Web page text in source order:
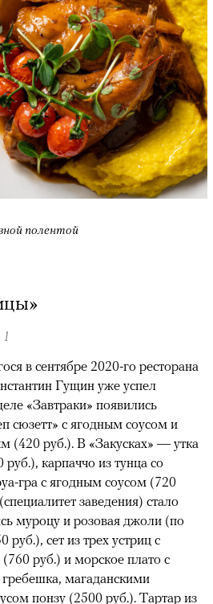
полентой
в сентябре 2020-го ресторана
Гущин уже успел
«Завтраки» появились
сюзетт» с ягодным соусом и
руб.). В «Закусках» — утка
карпаччо из тунца со
гра с ягодным соусом (720
заведения) стало
муроцу и розовая джоли (по
сет из трех устриц с
руб.) и морское плато с
магаданскими
понзу (2500 руб.). Тартар из